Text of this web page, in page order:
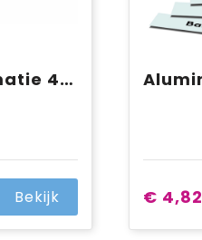
Barmat sublimatie 44 x 25 cm
Bekijk € 4,82